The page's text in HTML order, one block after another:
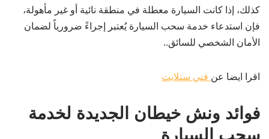
كذلك، إذا كانت السيارة معطلة في منطقة نائية أو غير مأهولة،
فإن استدعاء خدمة سحب السيارة يُعتبر إجراءً ضرورياً لضمان
الأمان الشخصي للسائق..
اقرا ايضا عن فني ستلايت
فوائد ونش خيطان الجديدة لخدمة
سحب السيارة